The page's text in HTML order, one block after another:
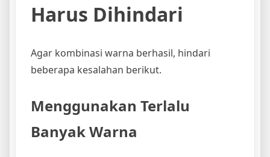
Harus Dihindari
Agar kombinasi warna berhasil, hindari
beberapa kesalahan berikut.
Menggunakan Terlalu
Banyak Warna